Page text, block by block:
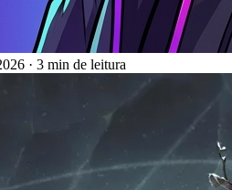
· 3 min de leitura